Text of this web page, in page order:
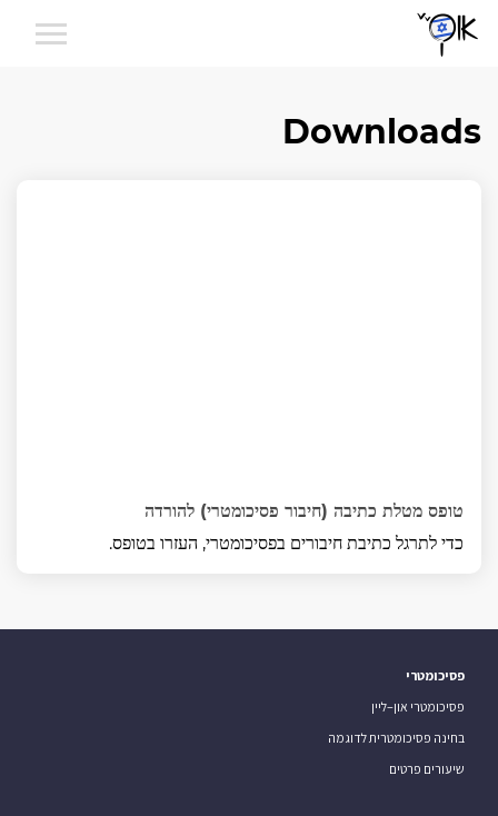
Downloads
טופס מטלת כתיבה (חיבור פסיכומטרי) להורדה
כדי לתרגל כתיבת חיבורים בפסיכומטרי, העזרו בטופס.
פסיכומטרי
פסיכומטרי און–ליין
בחינה פסיכומטרית לדוגמה
שיעורים פרטים